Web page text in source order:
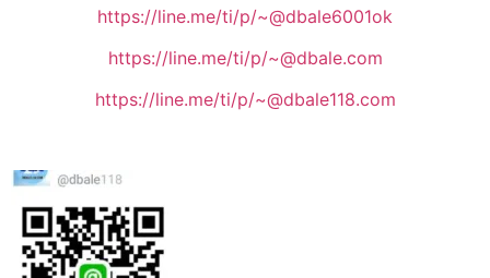
https://line.me/ti/p/~@dbale6001ok
https://line.me/ti/p/~@dbale.com
https://line.me/ti/p/~@dbale118.com